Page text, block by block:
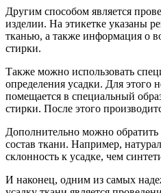
Другим способом является
изделии. На этикетке указаны
тканью, а также информация о
стирки.
Также можно использовать
определения усадки. Для этого
помещается в специальный
стирки. После этого
Дополнительно можно
состав ткани. Например,
склонность к усадке, чем
И наконец, одним из самых